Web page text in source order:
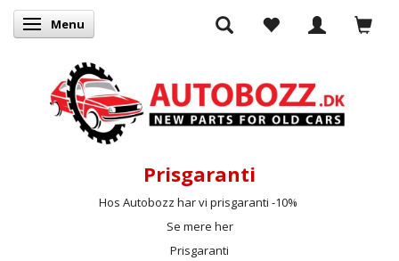
Skifte navigation
Menu
Prisgaranti
Hos Autobozz har vi prisgaranti -10%
Se mere her
Prisgaranti